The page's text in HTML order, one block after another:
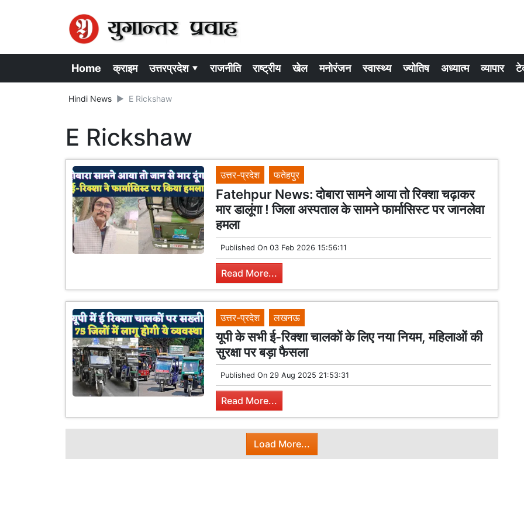
Home क्राइम उत्तरप्रदेश ▾ राजनीति राष्ट्रीय खेल मनोरंजन स्वास्थ्य ज्योतिष अध्यात्म व्यापार
Hindi News E Rickshaw
E Rickshaw
उत्तर-प्रदेश फतेहपुर
Fatehpur News: दोबारा सामने आया तो रिक्शा चढ़ाकर
मार डालूंगा ! जिला अस्पताल के सामने फार्मासिस्ट पर जानलेवा
हमला
Published On 03 Feb 2026 15:56:11
Read More...
उत्तर-प्रदेश लखनऊ
यूपी के सभी ई-रिक्शा चालकों के लिए नया नियम, महिलाओं की
सुरक्षा पर बड़ा फैसला
Published On 29 Aug 2025 21:53:31
Read More...
Load More...